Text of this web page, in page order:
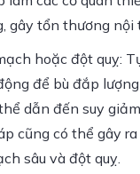
gây tổn thương nội
hoặc đột quỵ:
để bù đắp
dẫn đến suy
cũng có thể gây
sâu và đột quỵ.